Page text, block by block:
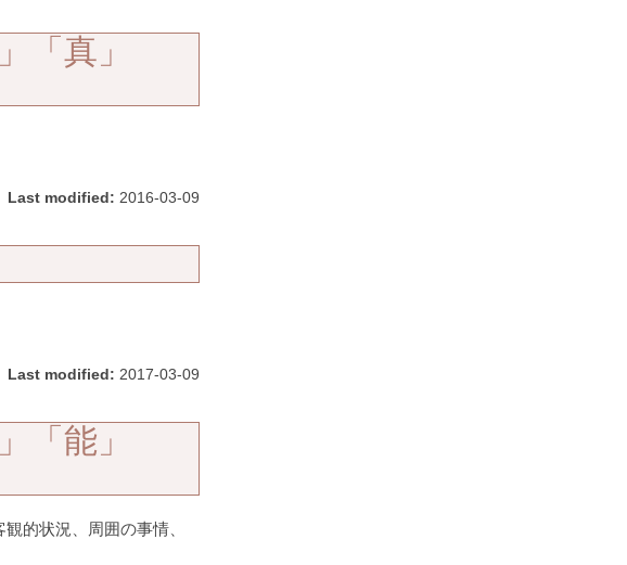
「真」
Last modified: 2016-03-09
Last modified: 2017-03-09
「能」
的状況、周囲の事情、